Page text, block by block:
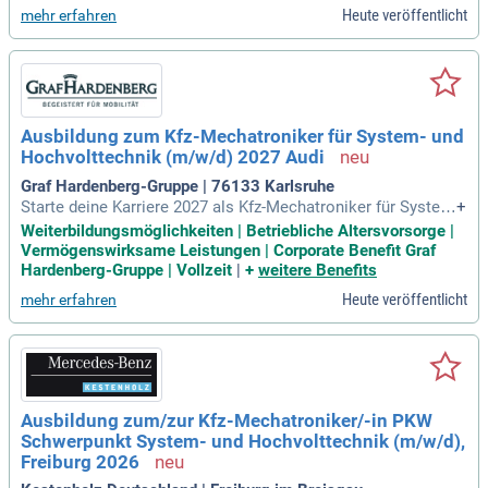
n in Deutschland, die innovative Mobilität in Baden-Württem
berg und Rheinland-Pfalz fördert. Profitiere von einem mode
rnen Arbeitsumfeld, das Tradition und Pioniergeist vereint.
Hier schätzen wir Wertschätzung und Eigenverantwortung i
m Team. Bewirb dich jetzt und gestalte deine Zukunft in ein
er der stärksten Marken der Branche!
mehr erfahren Heute veröffentlicht
Ausbildung zum Kfz-Mechatroniker für System- und
Hochvolttechnik (m/w/d) 2027 Audi
Graf Hardenberg-Gruppe | 76133 Karlsruhe
Starte deine Karriere 2027 als Kfz-Mechatroniker für System
- und Hochvolttechnik bei Audi! Graf Hardenberg, eine der fü
hrenden Automobilhandelsgruppen in Deutschland, sucht en
gagierte Talente wie dich. Genieß eine attraktive Vertragsda
uer mit Vollzeitbeschäftigung und einem Gehalt von 1.218 bi
s 1.448 € pro Monat. Erlebe die Verbindung von Tradition un
d Innovation in einem dynamischen Team. Bei uns erwarten
dich krisensichere Arbeitsplätze in einem modernen Arbeits
umfeld. Werde Teil unserer Erfolgsgeschichte im Audi Zentr
um Karlsruhe – gestalte die Zukunft der Mobilität mit!
+
Weiterbildungsmöglichkeiten | Betriebliche Altersvorsorge |
Vermögenswirksame Leistungen | Corporate Benefit Graf
Hardenberg-Gruppe | Vollzeit | + weitere Benefits
mehr erfahren Heute veröffentlicht
Ausbildung zum/zur Kfz-Mechatroniker/-in PKW
Schwerpunkt System- und Hochvolttechnik (m/w/d),
Freiburg 2026